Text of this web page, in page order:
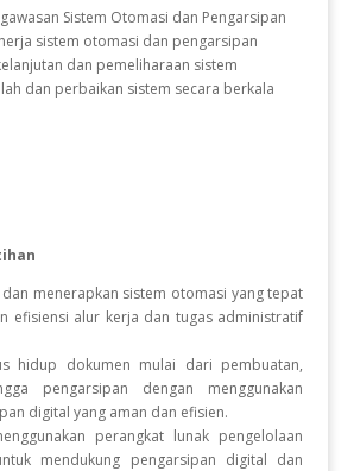
Sistem Otomasi dan Pengarsipan
sistem otomasi dan pengarsipan
dan pemeliharaan sistem
dan perbaikan sistem secara berkala
menerapkan sistem otomasi yang tepat
efisiensi alur kerja dan tugas administratif
hidup dokumen mulai dari pembuatan,
pengarsipan dengan menggunakan
digital yang aman dan efisien.
perangkat lunak pengelolaan
mendukung pengarsipan digital dan